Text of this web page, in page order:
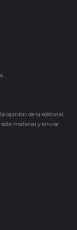
opinión de la editorial.
material y enviar